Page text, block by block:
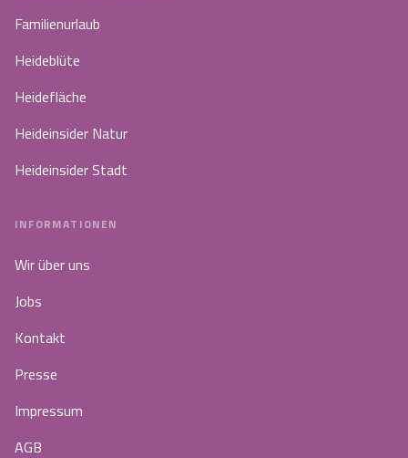
Familienurlaub
Heideblüte
Heidefläche
Heideinsider Natur
Heideinsider Stadt
INFORMATIONEN
Wir über uns
Jobs
Kontakt
Presse
Impressum
AGB